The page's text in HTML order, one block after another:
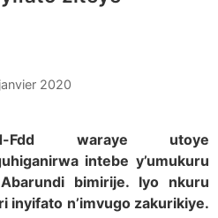
2020
Fdd waraye utoye
intebe y’umukuru
bimirije. Iyo nkuru
inyifato n’imvugo zakurikiye.